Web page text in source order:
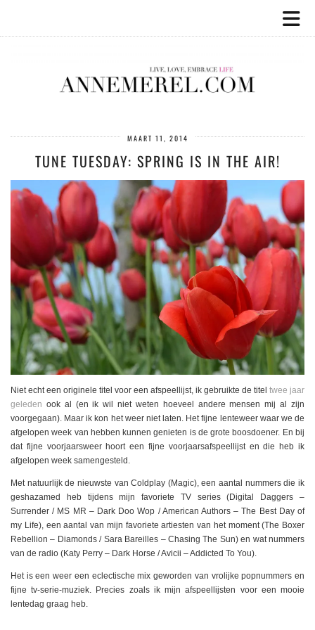
MAART 11, 2014
TUNE TUESDAY: SPRING IS IN THE AIR!
Niet echt een originele titel voor een afspeellijst, ik gebruikte de titel twee jaar
geleden ook al (en ik wil niet weten hoeveel andere mensen mij al zijn
voorgegaan). Maar ik kon het weer niet laten. Het fijne lenteweer waar we de
afgelopen week van hebben kunnen genieten is de grote boosdoener. En bij
dat fijne voorjaarsweer hoort een fijne voorjaarsafspeellijst en die heb ik
afgelopen week samengesteld.
Met natuurlijk de nieuwste van Coldplay (Magic), een aantal nummers die ik
geshazamed heb tijdens mijn favoriete TV series (Digital Daggers –
Surrender / MS MR – Dark Doo Wop / American Authors – The Best Day of
my Life), een aantal van mijn favoriete artiesten van het moment (The Boxer
Rebellion – Diamonds / Sara Bareilles – Chasing The Sun) en wat nummers
van de radio (Katy Perry – Dark Horse / Avicii – Addicted To You).
Het is een weer een eclectische mix geworden van vrolijke popnummers en
fijne tv-serie-muziek. Precies zoals ik mijn afspeellijsten voor een mooie
lentedag graag heb.